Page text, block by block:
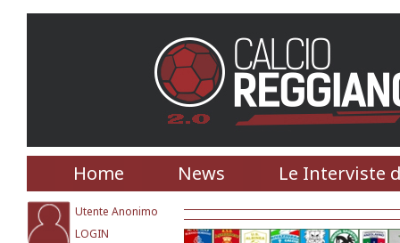
Home News Le Interviste
Utente Anonimo
LOGIN